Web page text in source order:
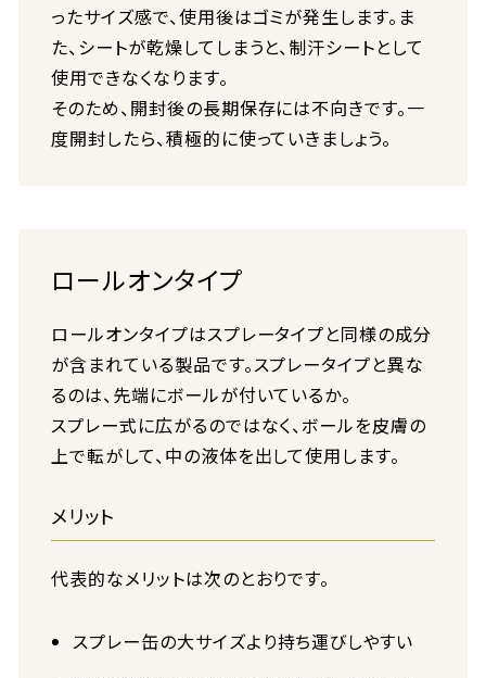
ったサイズ感で、使用後はゴミが発生します。ま
た、シートが乾燥してしまうと、制汗シートとして
使用できなくなります。
そのため、開封後の長期保存には不向きです。一
度開封したら、積極的に使っていきましょう。
ロールオンタイプ
ロールオンタイプはスプレータイプと同様の成分
が含まれている製品です。スプレータイプと異な
るのは、先端にボールが付いているか。
スプレー式に広がるのではなく、ボールを皮膚の
上で転がして、中の液体を出して使用します。
メリット
代表的なメリットは次のとおりです。
スプレー缶の大サイズより持ち運びしやすい